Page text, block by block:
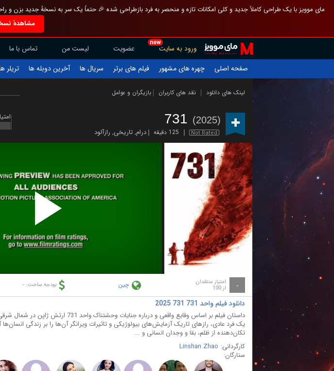
مای موویز با یک طراحی کاملاً جدید و کلی امکانات تازه و منحصر به فرد بازطراحی شده 🎉 حتماً یک سر به نسخهٔ جدید بزن
مشاهدهٔ
new
ورود به سایت عضویت لیست من
تماس با ما
صفحه اصلی
چهره های مشهور فیلم های برتر سریال ها آخرین دوبله ها تریلر
لینک های دانلود نقد های کاربران بازیگران و عوامل
731 (2025)
Not Rated 125 دقیقه درام,تاریخی, رازآلود
Play
Video
- امتیاز منتقدان
از 100 چین بودجه ساخت: -
دانلود فیلم واحد 731 731 2025
داستان فیلم بر اساس وقایع واقعی و درباره جنایات
یک فرد عادی، رازهای تاریک آزمایش‌های بیولوژیکی و تاثیرات ویرانگر آن‌ها را بر زندگی
تکان‌دهنده از ظلم، بقا و وجدان انسانی و ...
کارگردانی: Linshan Zhao
ستارگان: